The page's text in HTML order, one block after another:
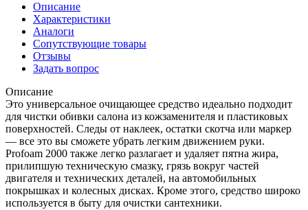
Описание
Характеристики
Аналоги
Сопутствующие товары
Отзывы
Задать вопрос
Описание
Это универсальное очищающее средство идеально подходит
для чистки обивки салона из кожзаменителя и пластиковых
поверхностей. Следы от наклеек, остатки скотча или маркер
— все это вы сможете убрать легким движением руки.
Profoam 2000 также легко разлагает и удаляет пятна жира,
прилипшую техническую смазку, грязь вокруг частей
двигателя и технических деталей, на автомобильных
покрышках и колесных дисках. Кроме этого, средство широко
используется в быту для очистки сантехники.